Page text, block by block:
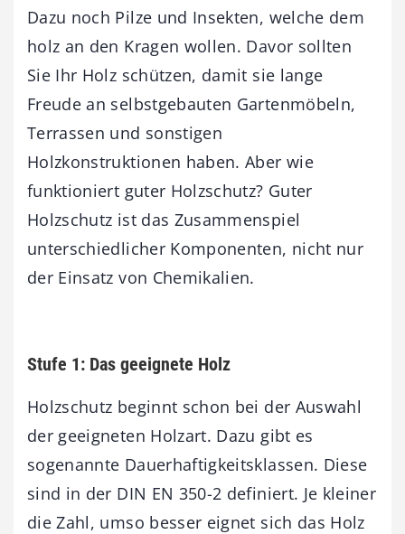
Dazu noch Pilze und Insekten, welche dem
holz an den Kragen wollen. Davor sollten
Sie Ihr Holz schützen, damit sie lange
Freude an selbstgebauten Gartenmöbeln,
Terrassen und sonstigen
Holzkonstruktionen haben. Aber wie
funktioniert guter Holzschutz? Guter
Holzschutz ist das Zusammenspiel
unterschiedlicher Komponenten, nicht nur
der Einsatz von Chemikalien.
Stufe 1: Das geeignete Holz
Holzschutz beginnt schon bei der Auswahl
der geeigneten Holzart. Dazu gibt es
sogenannte Dauerhaftigkeitsklassen. Diese
sind in der DIN EN 350-2 definiert. Je kleiner
die Zahl, umso besser eignet sich das Holz